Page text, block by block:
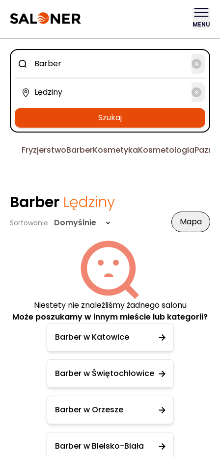
MENU
Szukaj
FryzjerstwoBarberKosmetykaKosmetologia
Barber Lędziny
Sortowanie Domyślnie Mapa
Niestety nie znaleźliśmy żadnego salonu
Może poszukamy w innym mieście lub kategorii?
Barber w Katowice
Barber w Świętochłowice
Barber w Orzesze
Barber w Bielsko-Biała